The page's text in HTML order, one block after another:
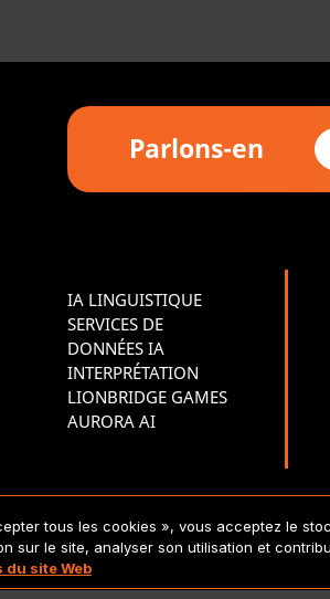
Parlons-en
IA LINGUISTIQUE
SERVICES DE
DONNÉES IA
INTERPRÉTATION
LIONBRIDGE GAMES
AURORA AI
ET
tous les cookies », vous acceptez le
sur le site, analyser son utilisation et
du site Web